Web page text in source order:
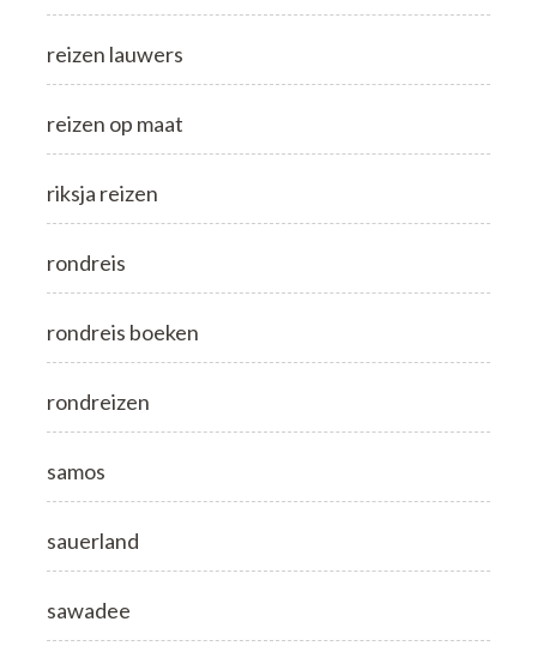
reizen lauwers
reizen op maat
riksja reizen
rondreis
rondreis boeken
rondreizen
samos
sauerland
sawadee